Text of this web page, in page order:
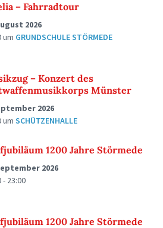
– Fahrradtour
2026
um GRUNDSCHULE STÖRMEDE
– Konzert des
Münster
2026
um SCHÜTZENHALLE
1200 Jahre Störmede
2026
- 23:00
1200 Jahre Störmede